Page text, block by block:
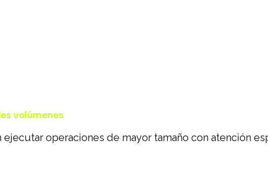
volúmenes
operaciones de mayor tamaño con atención